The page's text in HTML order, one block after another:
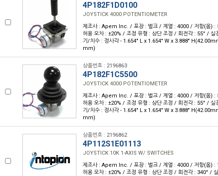
4P182F1D0100
JOYSTICK 4000 POTENTIOMETER
제조사 : Apem Inc. / 포장 : 벌크 / 계열 : 4000 / 저항(옴) :
허용 오차 : ±20% / 조정 유형 : 상단 조정 / 회전각 : 55° / 실
기/치수 : 정사각 - 1.654" L x 1.654" W x 3.888"
mm)
상품번호 : 2196863
4P182F1C5500
JOYSTICK 4000 POTENTIOMETER
제조사 : Apem Inc. / 포장 : 벌크 / 계열 : 4000 / 저항(옴) :
허용 오차 : ±20% / 조정 유형 : 상단 조정 / 회전각 : 55° / 실
기/치수 : 정사각 - 1.654" L x 1.654" W x 3.888"
mm)
상품번호 : 2196862
4P112S1E01113
JOYSTICK 10K 1-AXIS W/ SWITCHES
제조사 : Apem Inc. / 포장 : 벌크 / 계열 : 4000 / 저항(옴) :
허용 오차 : ±20% / 조정 유형 : 상단 조정 / 회전각 : 340° /